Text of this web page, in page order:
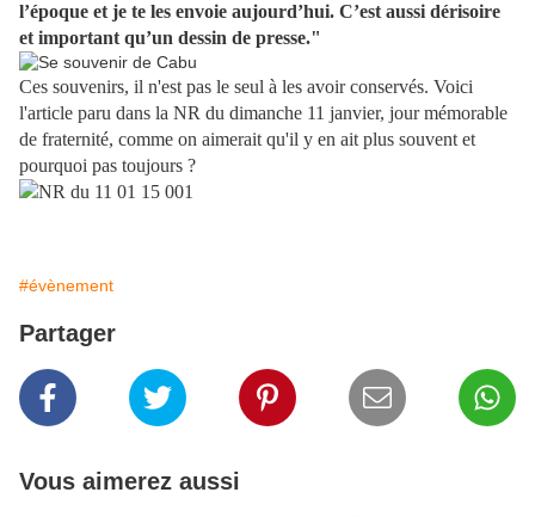
l’époque et je te les envoie aujourd’hui. C’est aussi dérisoire
et important qu’un dessin de presse."
Ces souvenirs, il n'est pas le seul à les avoir conservés. Voici
l'article paru dans la NR du dimanche 11 janvier, jour mémorable
de fraternité, comme on aimerait qu'il y en ait plus souvent et
pourquoi pas toujours ?
#évènement
Partager
Vous aimerez aussi